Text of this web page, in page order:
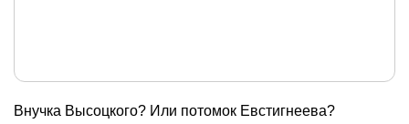
Внучка Высоцкого? Или потомок Евстигнеева?